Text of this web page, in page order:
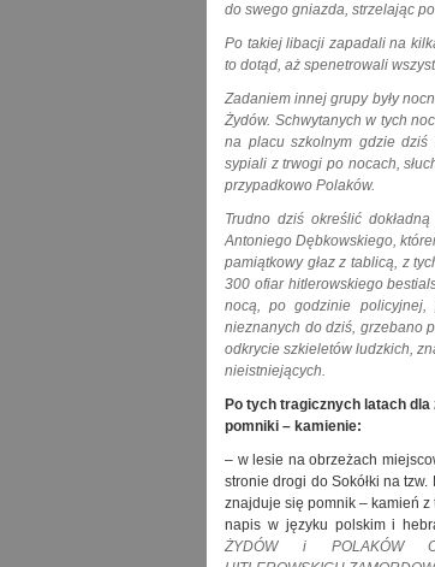
do swego gniazda, strzelając
Po takiej libacji zapadali na
to dotąd, aż spenetrowali
Zadaniem innej grupy były
Żydów. Schwytanych w tych
na placu szkolnym gdzie dziś
sypiali z trwogi po nocach,
przypadkowo Polaków.
Trudno dziś określić
Antoniego Dębkowskiego,
pamiątkowy głaz z tablicą, z
300 ofiar hitlerowskiego
nocą, po godzinie policyjnej,
nieznanych do dziś, grzebano
odkrycie szkieletów ludzkich,
nieistniejących.
Po tych tragicznych latach
pomniki – kamienie:
– w lesie na obrzeżach
stronie drogi do Sokółki na
znajduje się pomnik – kamień
napis w języku polskim i
ŻYDÓW i POLAKÓW